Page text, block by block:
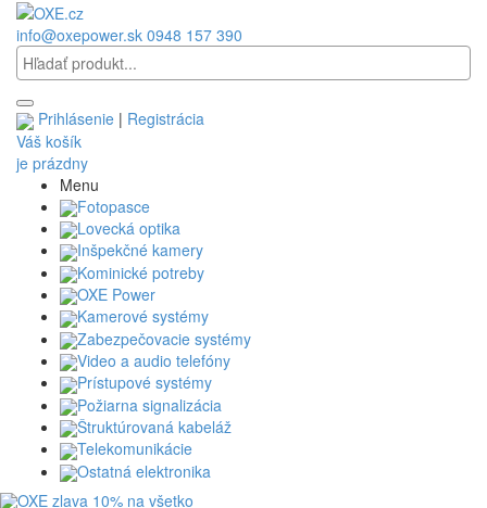
info@oxepower.sk 0948 157 390
Prihlásenie | Registrácia
Váš košík
je prázdny
Menu
Fotopasce
Lovecká optika
Inšpekčné kamery
Kominické potreby
OXE Power
Kamerové systémy
Zabezpečovacie systémy
Video a audio telefóny
Prístupové systémy
Požiarna signalizácia
Štruktúrovaná kabeláž
Telekomunikácie
Ostatná elektronika